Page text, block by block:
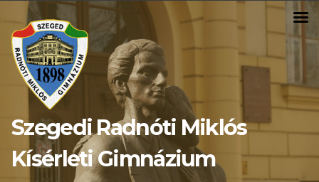
content
Szegedi Radnóti Miklós
Kísérleti Gimnázium